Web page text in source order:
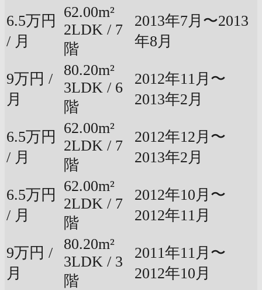
6.5万円
/ 月
62.00m²
2LDK / 7
階
2013年7月〜2013
年8月
9万円 /
月
80.20m²
3LDK / 6
階
2012年11月〜
2013年2月
6.5万円
/ 月
62.00m²
2LDK / 7
階
2012年12月〜
2013年2月
6.5万円
/ 月
62.00m²
2LDK / 7
階
2012年10月〜
2012年11月
9万円 /
月
80.20m²
3LDK / 3
階
2011年11月〜
2012年10月